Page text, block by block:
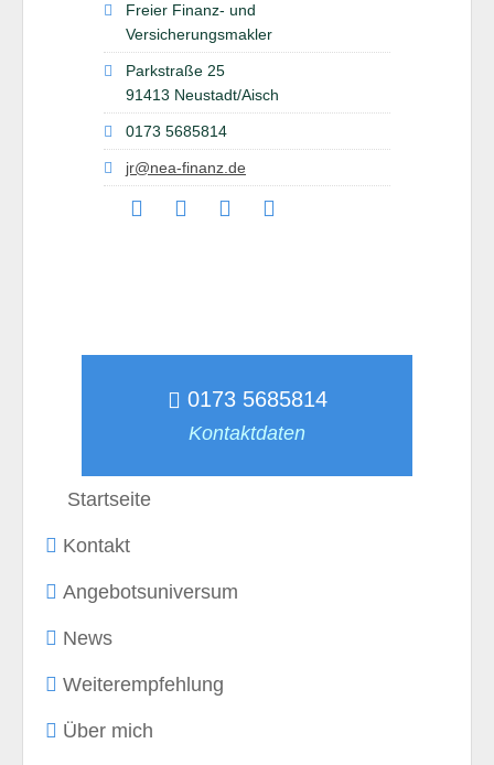
Freier Finanz- und
Versicherungsmakler
Parkstraße 25
91413 Neustadt/Aisch
0173 5685814
jr@nea-finanz.de
0173 5685814
Kontaktdaten
Startseite
Kontakt
Angebotsuniversum
News
Weiterempfehlung
Über mich